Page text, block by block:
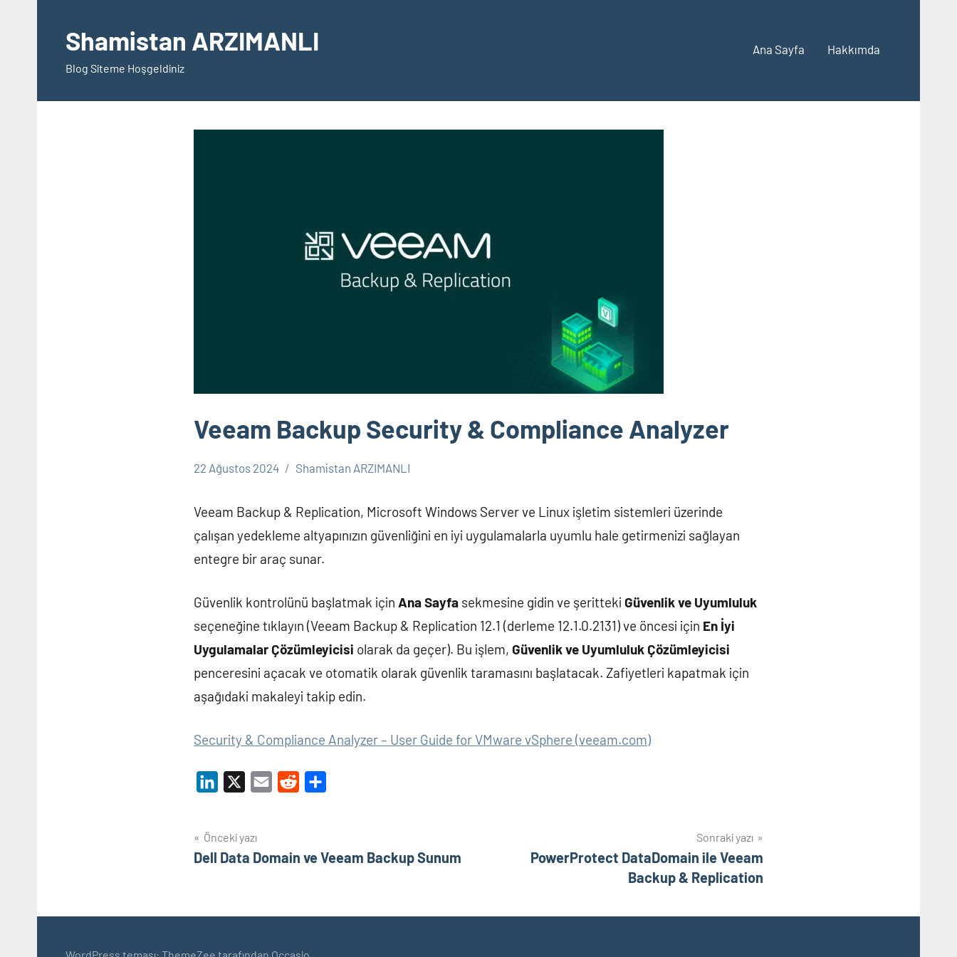
Shamistan ARZIMANLI
Blog Siteme Hoşgeldiniz
Ana Sayfa Hakkımda
Veeam Backup Security & Compliance Analyzer
Veeam
22 Ağustos 2024 Shamistan ARZIMANLI
Veeam Backup & Replication, Microsoft Windows Server ve Linux işletim sistemleri üzerinde
çalışan yedekleme altyapınızın güvenliğini en iyi uygulamalarla uyumlu hale getirmenizi sağlayan
entegre bir araç sunar.
Güvenlik kontrolünü başlatmak için Ana Sayfa sekmesine gidin ve şeritteki Güvenlik ve Uyumluluk
seçeneğine tıklayın (Veeam Backup & Replication 12.1 (derleme 12.1.0.2131) ve öncesi için En İyi
Uygulamalar Çözümleyicisi olarak da geçer). Bu işlem, Güvenlik ve Uyumluluk Çözümleyicisi
penceresini açacak ve otomatik olarak güvenlik taramasını başlatacak. Zafiyetleri kapatmak için
aşağıdaki makaleyi takip edin.
Security & Compliance Analyzer – User Guide for VMware vSphere (veeam.com)
LinkedIn Email Reddit
Yazı
gezinmesi
Önceki yazı
Dell Data Domain ve Veeam Backup Sunum
Sonraki yazı
PowerProtect DataDomain ile Veeam
Backup & Replication